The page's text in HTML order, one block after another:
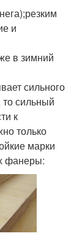
и
в зимний
сильного
сильный
к
только
марки
фанеры: